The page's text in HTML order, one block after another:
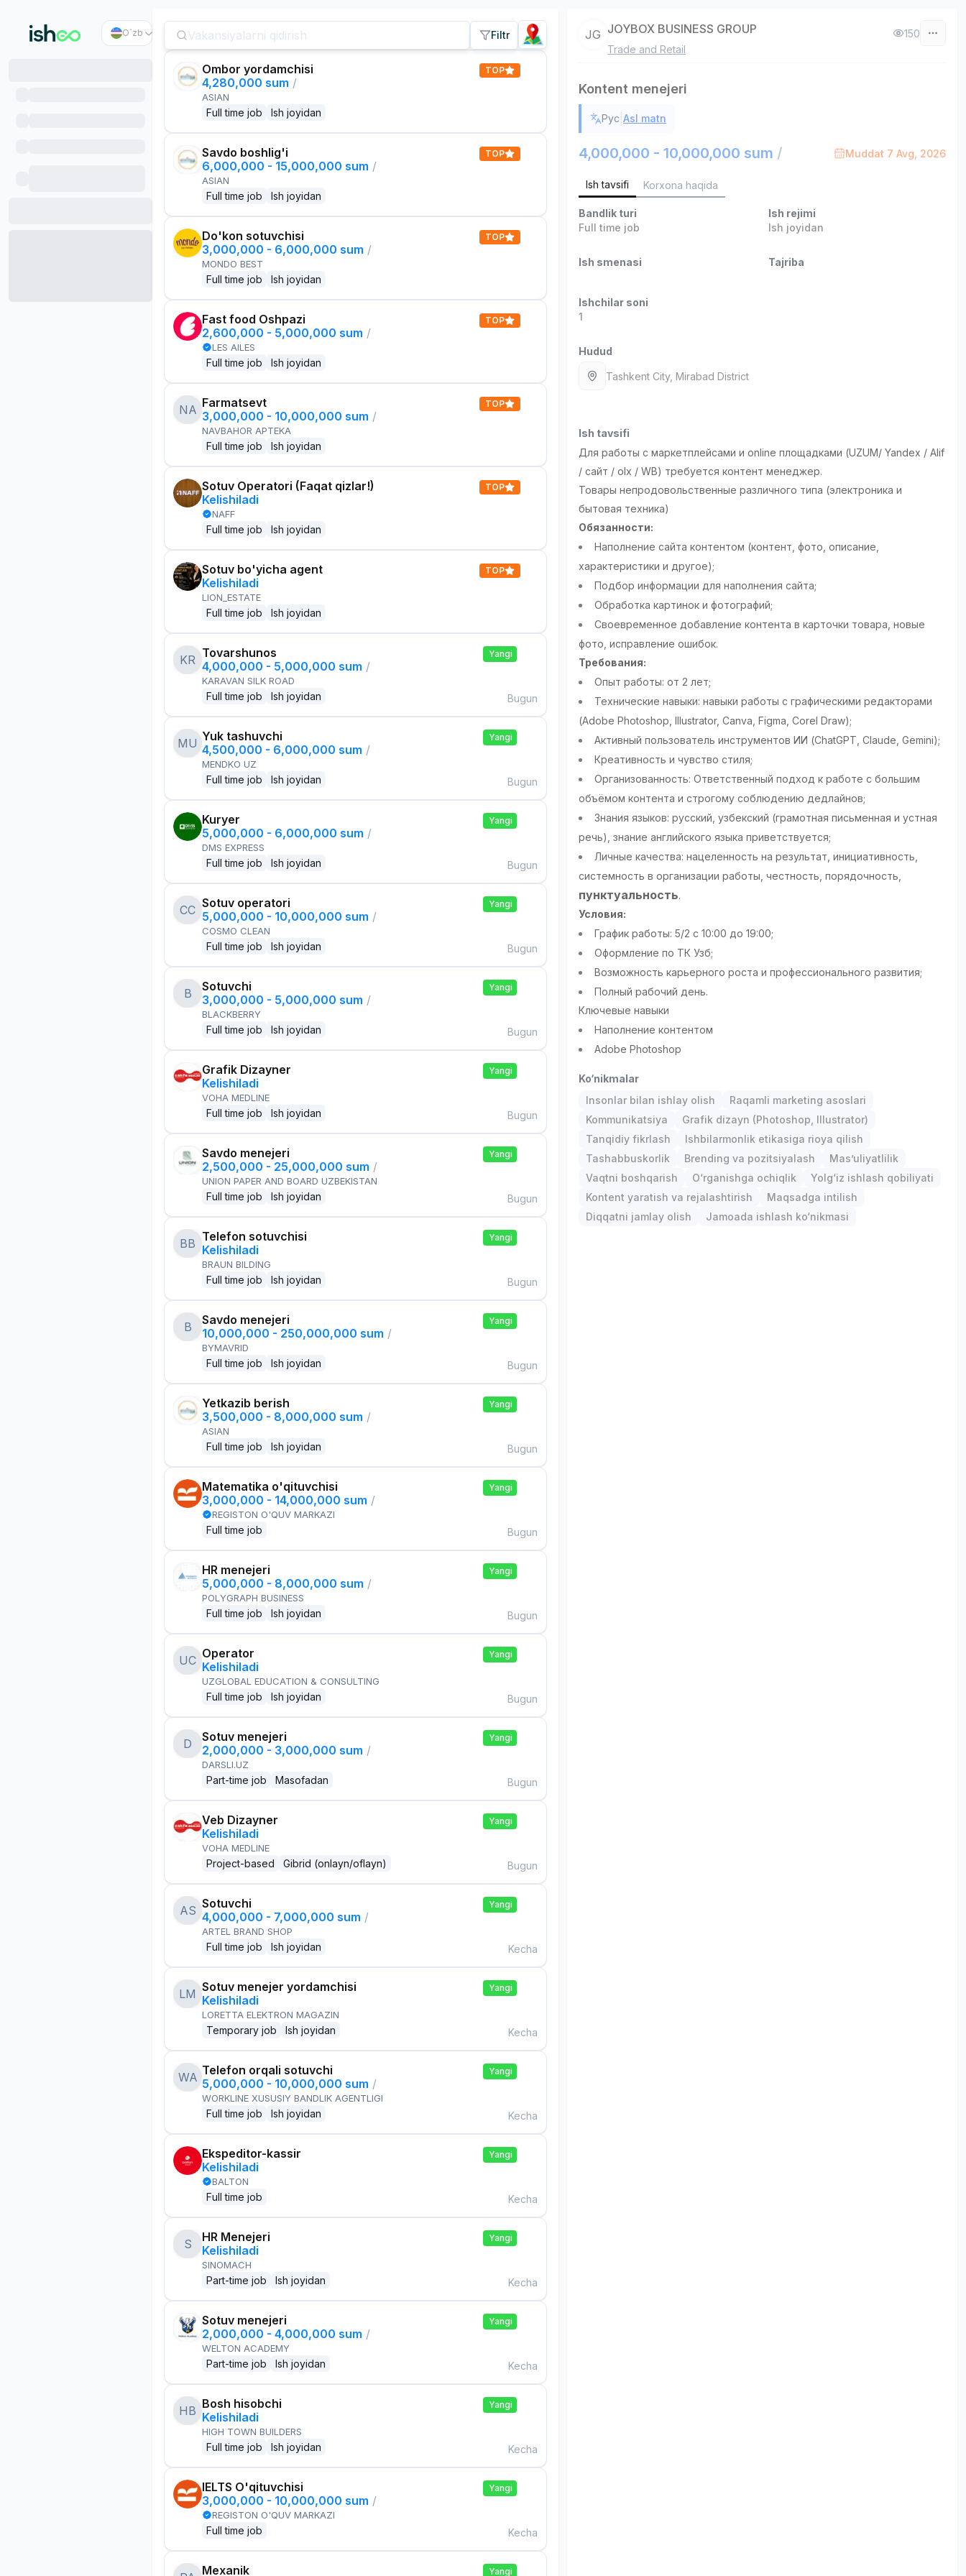
O`zb Filtr
Ombor yordamchisi
4,280,000 sum /
ASIAN
Full time job Ish joyidan
TOP
Savdo boshlig'i
6,000,000 - 15,000,000 sum /
ASIAN
Full time job Ish joyidan
TOP
Do'kon sotuvchisi
3,000,000 - 6,000,000 sum /
MONDO BEST
Full time job Ish joyidan
TOP
Fast food Oshpazi
2,600,000 - 5,000,000 sum /
LES AILES
Full time job Ish joyidan
TOP
NA Farmatsevt
3,000,000 - 10,000,000 sum /
NAVBAHOR APTEKA
Full time job Ish joyidan
TOP
Sotuv Operatori (Faqat qizlar!)
Kelishiladi
NAFF
Full time job Ish joyidan
TOP
Sotuv bo'yicha agent
Kelishiladi
LION_ESTATE
Full time job Ish joyidan
TOP
KR Tovarshunos
4,000,000 - 5,000,000 sum /
KARAVAN SILK ROAD
Full time job Ish joyidan
Yangi
Bugun
MU Yuk tashuvchi
4,500,000 - 6,000,000 sum /
MENDKO UZ
Full time job Ish joyidan
Yangi
Bugun
Kuryer
5,000,000 - 6,000,000 sum /
DMS EXPRESS
Full time job Ish joyidan
Yangi
Bugun
CC Sotuv operatori
5,000,000 - 10,000,000 sum /
COSMO CLEAN
Full time job Ish joyidan
Yangi
Bugun
B
Sotuvchi
3,000,000 - 5,000,000 sum /
BLACKBERRY
Full time job Ish joyidan
Yangi
Bugun
Grafik Dizayner
Kelishiladi
VOHA MEDLINE
Full time job Ish joyidan
Yangi
Bugun
Savdo menejeri
2,500,000 - 25,000,000 sum /
UNION PAPER AND BOARD UZBEKISTAN
Full time job Ish joyidan
Yangi
Bugun
BB Telefon sotuvchisi
Kelishiladi
BRAUN BILDING
Full time job Ish joyidan
Yangi
Bugun
B
Savdo menejeri
10,000,000 - 250,000,000 sum /
BYMAVRID
Full time job Ish joyidan
Yangi
Bugun
Yetkazib berish
3,500,000 - 8,000,000 sum /
ASIAN
Full time job Ish joyidan
Yangi
Bugun
Matematika o'qituvchisi
3,000,000 - 14,000,000 sum /
REGISTON O'QUV MARKAZI
Full time job
Yangi
Bugun
HR menejeri
5,000,000 - 8,000,000 sum /
POLYGRAPH BUSINESS
Full time job Ish joyidan
Yangi
Bugun
UC Operator
Kelishiladi
UZGLOBAL EDUCATION & CONSULTING
Full time job Ish joyidan
Yangi
Bugun
D
Sotuv menejeri
2,000,000 - 3,000,000 sum /
DARSLI.UZ
Part-time job Masofadan
Yangi
Bugun
Veb Dizayner
Kelishiladi
VOHA MEDLINE
Project-based Gibrid (onlayn/oflayn)
Yangi
Bugun
AS Sotuvchi
4,000,000 - 7,000,000 sum /
ARTEL BRAND SHOP
Full time job Ish joyidan
Yangi
Kecha
LM Sotuv menejer yordamchisi
Kelishiladi
LORETTA ELEKTRON MAGAZIN
Temporary job Ish joyidan
Yangi
Kecha
WA Telefon orqali sotuvchi
5,000,000 - 10,000,000 sum /
WORKLINE XUSUSIY BANDLIK AGENTLIGI
Full time job Ish joyidan
Yangi
Kecha
Ekspeditor-kassir
Kelishiladi
BALTON
Full time job
Yangi
Kecha
S
HR Menejeri
Kelishiladi
SINOMACH
Part-time job Ish joyidan
Yangi
Kecha
Sotuv menejeri
2,000,000 - 4,000,000 sum /
WELTON ACADEMY
Part-time job Ish joyidan
Yangi
Kecha
HB Bosh hisobchi
Kelishiladi
HIGH TOWN BUILDERS
Full time job Ish joyidan
Yangi
Kecha
IELTS O'qituvchisi
3,000,000 - 10,000,000 sum /
REGISTON O'QUV MARKAZI
Full time job
Yangi
Kecha
Mexanik Yangi
JG JOYBOX BUSINESS GROUP
Trade and Retail
150
Kontent menejeri
Рус |Asl matn
4,000,000 - 10,000,000 sum / Muddat 7 Avg, 2026
Ish tavsifi Korxona haqida
Bandlik turi
Full time job
Ish rejimi
Ish joyidan
Ish smenasi Tajriba
Ishchilar soni
1
Hudud
Tashkent City, Mirabad District
Ish tavsifi
Для работы с маркетплейсами и online площадками (UZUM/ Yandex / Alif
/ сайт / olx / WB) требуется контент менеджер.
Товары непродовольственные различного типа (электроника и
бытовая техника)
Обязанности:
Наполнение сайта контентом (контент, фото, описание,
характеристики и другое);
Подбор информации для наполнения сайта;
Обработка картинок и фотографий;
Своевременное добавление контента в карточки товара, новые
фото, исправление ошибок.
Требования:
Опыт работы: от 2 лет;
Технические навыки: навыки работы с графическими редакторами
(Adobe Photoshop, Illustrator, Canva, Figma, Corel Draw);
Активный пользователь инструментов ИИ (ChatGPT, Claude, Gemini);
Креативность и чувство стиля;
Организованность: Ответственный подход к работе с большим
объёмом контента и строгому соблюдению дедлайнов;
Знания языков: русский, узбекский (грамотная письменная и устная
речь), знание английского языка приветствуется;
Личные качества: нацеленность на результат, инициативность,
системность в организации работы, честность, порядочность,
пунктуальность.
Условия:
График работы: 5/2 с 10:00 до 19:00;
Оформление по ТК Узб;
Возможность карьерного роста и профессионального развития;
Полный рабочий день.
Ключевые навыки
Наполнение контентом
Adobe Photoshop
Ko‘nikmalar
Insonlar bilan ishlay olish
Raqamli marketing asoslari
Kommunikatsiya
Grafik dizayn (Photoshop, Illustrator)
Tanqidiy fikrlash
Ishbilarmonlik etikasiga rioya qilish
Tashabbuskorlik
Brending va pozitsiyalash
Mas’uliyatlilik
Vaqtni boshqarish
O‘rganishga ochiqlik
Yolg‘iz ishlash qobiliyati
Kontent yaratish va rejalashtirish
Maqsadga intilish
Diqqatni jamlay olish
Jamoada ishlash ko‘nikmasi